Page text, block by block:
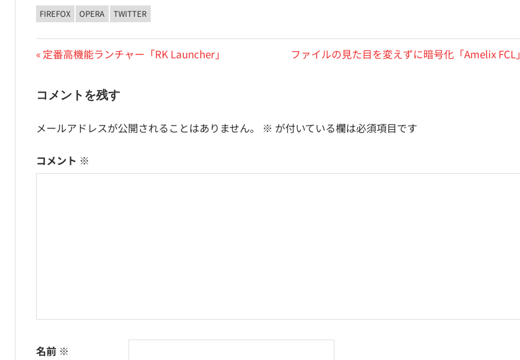
FIREFOX OPERA TWITTER
投
ナ
ビ
ー
前
投
稿:
定番高機能ランチャー「RK Launcher」
次
ファイルの見た目を変えずに暗号化「Amelix FCL」
コメントを残す
メールアドレスが公開されることはありません。 ※ が付いている欄は必須項目です
コメント ※
名前 ※